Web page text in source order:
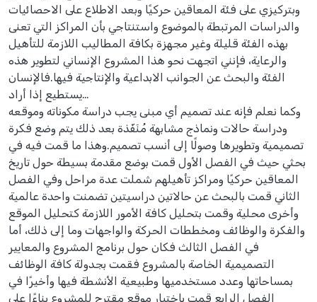
وبتركيزي على فئة المعاقين حركيًا وبعد الاطلاع على الاحصائيات
والدراسات المرتبطة بالموضوع واستنتاجي بأن المراكز التي تعنى
بهذه الفئة قليلة وغير مجهزة بكافة المطاليب اللازمة للتأهيل
والرعاية، فإنني اتجهت نحو هذا المشروع الإنساني لتطوير هذه
الفئة والبحث عن الجوانب الابداعية والإنتاجية فيها.فالإنسان
يستطيع إذا أراد…
وكما نعلم فإنه عند تصميم أي مبنى يجب دراسة مكوناته وموقعه
ودراسة حالات ونماذج مشابهة مُنَفّذة بعد ذلك يتم وضع فكرة
تصميمية وتطويرها وصولًا إلى أنسب تصميم.وهذا ما قمت فيه في
بحثي حيث في الفصل الأول قمت بوضع مقدمة بسيطة حول تاريخ
المعاقين حركيًا ومراكز تأهيلهم شملت عدة مراحل وفي الفصل
الثاني قمت بالبحث عن حالاتين دراسيتين تضمنت واحدة عالمية
وأخرى محلية وقمت بتحليل كافة الأمور اللازمة كتحليل الموقع
والفكرة والوظائف ومخططات الحركة والواجهات وما إلى ذلك، أما
في الفصل الثالث فكان حول برنامج المشروع والمعايير
التصميمية الخاصة بالمشروع فقمت بجدولة كافة الوظائف
بمساحاتها وعدد مستخدميها وطبيعية الأنشطة فيها وأخيرًا في
الفصل الرابع قمت باختيار موقع مقترح للمشروع بناءًا على